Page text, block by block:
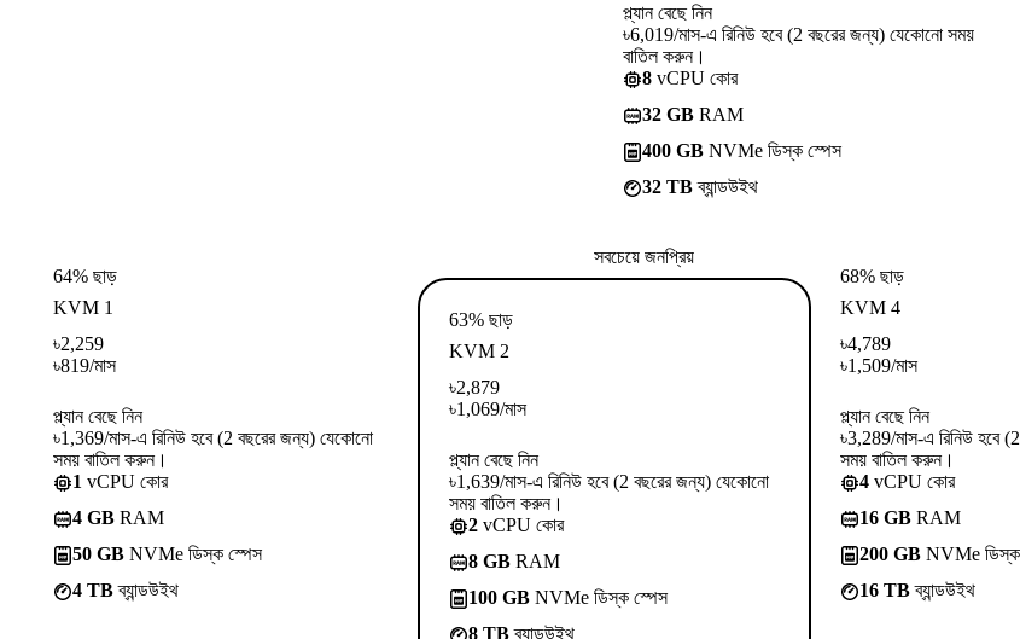
প্ল্যান বেছে নিন
৳6,019/মাস-এ রিনিউ হবে (2 বছরের জন্য) যেকোনো সময়
বাতিল করুন।
8 vCPU কোর
32 GB RAM
400 GB NVMe ডিস্ক স্পেস
32 TBব্যান্ডউইথ
64% ছাড়
KVM 1
৳2,259
৳819/মাস
প্ল্যান বেছে নিন
৳1,369/মাস-এ রিনিউ হবে (2 বছরের জন্য) যেকোনো
সময় বাতিল করুন।
1 vCPU কোর
4 GB RAM
50 GB NVMe ডিস্ক স্পেস
4 TBব্যান্ডউইথ
সবচেয়ে জনপ্রিয়
63% ছাড়
KVM 2
৳2,879
৳1,069/মাস
প্ল্যান বেছে নিন
৳1,639/মাস-এ রিনিউ হবে (2 বছরের জন্য) যেকোনো
সময় বাতিল করুন।
2 vCPU কোর
8 GB RAM
100 GB NVMe ডিস্ক স্পেস
8 TBব্যান্ডউইথ
68% ছাড়
KVM 4
৳4,789
৳1,509/মাস
প্ল্যান বেছে নিন
৳3,289/মাস-এ রিনিউ হবে
সময় বাতিল করুন।
4 vCPU কোর
16 GB RAM
200 GB NVMe ডিস্ক
16 TBব্যান্ডউইথ